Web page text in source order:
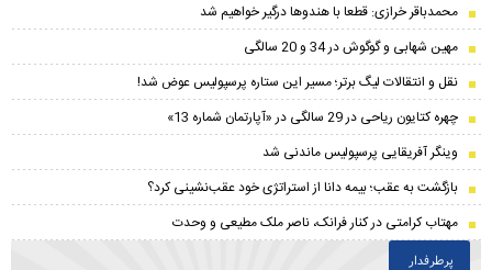
محمدباقر خرازی: قطعا با هندوها درگیر خواهیم شد
مهین شهابی و گوگوش در 34 و 20 سالگی
نقل و انتقالات لیگ برتر؛ مسیر این ستاره پرسپولیس عوض شد!
چهره کتایون ریاحی در 29 سالگی در «آپارتمان شماره 13»
وینگر آفریقایی پرسپولیس ماندنی شد
بازگشت به عقب؛ بیمه دانا از استراتژی خود عقب‌نشینی کرد؟
مهتاب کرامتی در کنار فرانک، ناصر ملک مطیعی و وحدت
پرطرفدار